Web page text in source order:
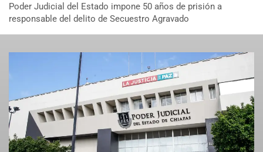
Poder Judicial del Estado impone 50 años de prisión a
responsable del delito de Secuestro Agravado